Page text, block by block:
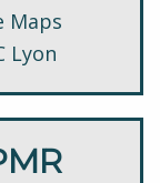
Maps
Lyon